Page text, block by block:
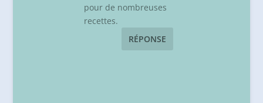
pour de nombreuses
recettes.
RÉPONSE